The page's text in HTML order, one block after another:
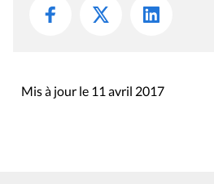
Mis à jour le 11 avril 2017